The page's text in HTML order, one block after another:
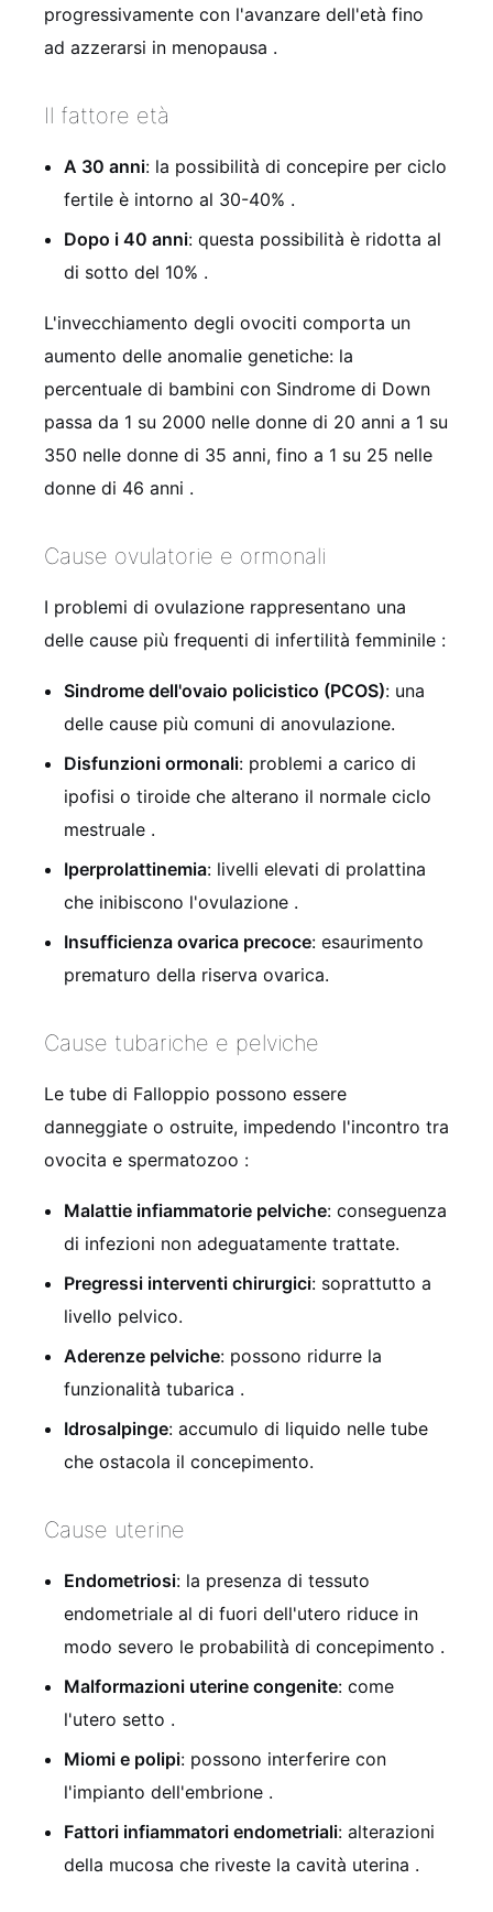
progressivamente con l'avanzare dell'età fino
ad azzerarsi in menopausa .
Il fattore età
A 30 anni: la possibilità di concepire per ciclo
fertile è intorno al 30-40% .
Dopo i 40 anni: questa possibilità è ridotta al
di sotto del 10% .
L'invecchiamento degli ovociti comporta un
aumento delle anomalie genetiche: la
percentuale di bambini con Sindrome di Down
passa da 1 su 2000 nelle donne di 20 anni a 1 su
350 nelle donne di 35 anni, fino a 1 su 25 nelle
donne di 46 anni .
Cause ovulatorie e ormonali
I problemi di ovulazione rappresentano una
delle cause più frequenti di infertilità femminile :
Sindrome dell'ovaio policistico (PCOS): una
delle cause più comuni di anovulazione.
Disfunzioni ormonali: problemi a carico di
ipofisi o tiroide che alterano il normale ciclo
mestruale .
Iperprolattinemia: livelli elevati di prolattina
che inibiscono l'ovulazione .
Insufficienza ovarica precoce: esaurimento
prematuro della riserva ovarica.
Cause tubariche e pelviche
Le tube di Falloppio possono essere
danneggiate o ostruite, impedendo l'incontro tra
ovocita e spermatozoo :
Malattie infiammatorie pelviche: conseguenza
di infezioni non adeguatamente trattate.
Pregressi interventi chirurgici: soprattutto a
livello pelvico.
Aderenze pelviche: possono ridurre la
funzionalità tubarica .
Idrosalpinge: accumulo di liquido nelle tube
che ostacola il concepimento.
Cause uterine
Endometriosi: la presenza di tessuto
endometriale al di fuori dell'utero riduce in
modo severo le probabilità di concepimento .
Malformazioni uterine congenite: come
l'utero setto .
Miomi e polipi: possono interferire con
l'impianto dell'embrione .
Fattori infiammatori endometriali: alterazioni
della mucosa che riveste la cavità uterina .